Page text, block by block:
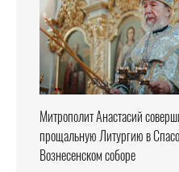
Митрополит Анастасий
прощальную Литургию в
Вознесенском соборе